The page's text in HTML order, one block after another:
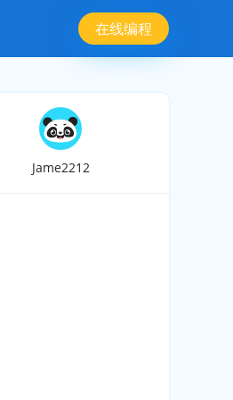
在线编程
Jame2212